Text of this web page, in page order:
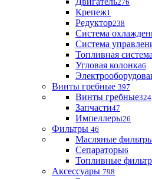
276
Крепеж1
Редуктор238
Система
Система
Топливная система
Угловая колонка6
Винты гребные 397
Винты гребные324
Запчасти47
Импеллеры26
Фильтры 46
Масляные
Сепараторы6
Топливные
Аксессуары 798